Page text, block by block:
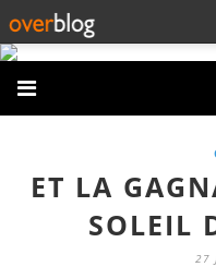
ET LA
SOLEIL
27